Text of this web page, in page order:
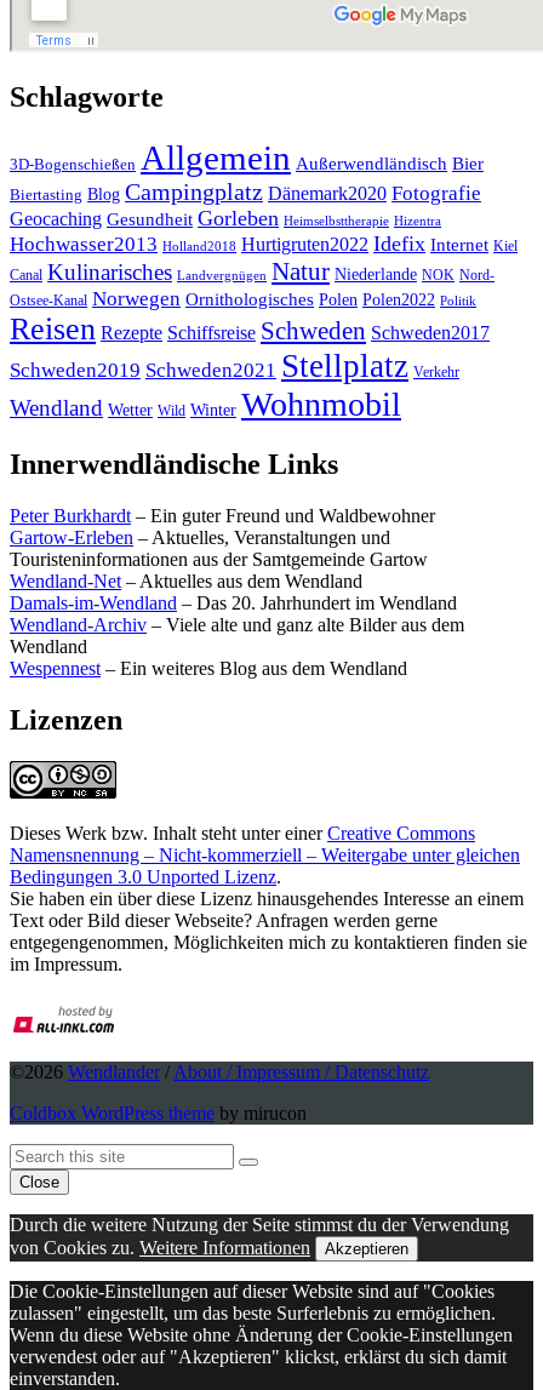
Schlagworte
3D-Bogenschießen Allgemein Außerwendländisch Bier
Biertasting Blog Campingplatz Dänemark2020 Fotografie
Geocaching Gesundheit Gorleben Heimselbsttherapie Hizentra
Hochwasser2013 Holland2018 Hurtigruten2022 Idefix Internet Kiel
Canal Kulinarisches Landvergnügen Natur Niederlande NOK Nord-
Ostsee-Kanal Norwegen Ornithologisches Polen Polen2022 Politik
Reisen Rezepte Schiffsreise Schweden Schweden2017
Schweden2019 Schweden2021 Stellplatz Verkehr
Wendland Wetter Wild Winter Wohnmobil
Innerwendländische Links
Peter Burkhardt – Ein guter Freund und Waldbewohner
Gartow-Erleben – Aktuelles, Veranstaltungen und
Touristeninformationen aus der Samtgemeinde Gartow
Wendland-Net – Aktuelles aus dem Wendland
Damals-im-Wendland – Das 20. Jahrhundert im Wendland
Wendland-Archiv – Viele alte und ganz alte Bilder aus dem
Wendland
Wespennest – Ein weiteres Blog aus dem Wendland
Lizenzen
Dieses Werk bzw. Inhalt steht unter einerCreative Commons
Namensnennung – Nicht-kommerziell – Weitergabe unter gleichen
Bedingungen 3.0 Unported Lizenz.
Sie haben ein über diese Lizenz hinausgehendes Interesse an einem
Text oder Bild dieser Webseite? Anfragen werden gerne
entgegengenommen, Möglichkeiten mich zu kontaktieren finden sie
im Impressum.
©2026 Wendlander/ About / Impressum / Datenschutz
Coldbox WordPress theme by mirucon
Back
To
Top
Search
Search
Close
Durch die weitere Nutzung der Seite stimmst du der Verwendung
von Cookies zu. Weitere Informationen Akzeptieren
Die Cookie-Einstellungen auf dieser Website sind auf "Cookies
zulassen" eingestellt, um das beste Surferlebnis zu ermöglichen.
Wenn du diese Website ohne Änderung der Cookie-Einstellungen
verwendest oder auf "Akzeptieren" klickst, erklärst du sich damit
einverstanden.